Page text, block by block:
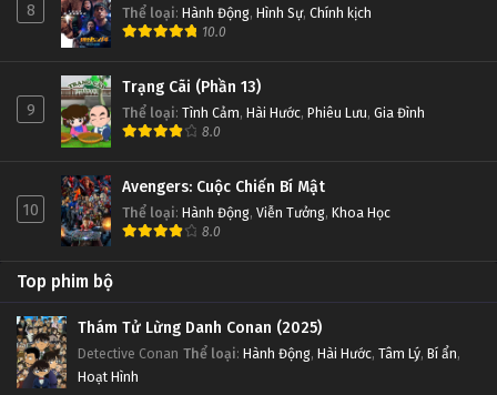
8 Thể loại: Hành Động, Hình Sự, Chính kịch
10.0
9
Trạng Cãi (Phần 13)
Thể loại: Tình Cảm, Hài Hước, Phiêu Lưu, Gia Đình
8.0
10
Avengers: Cuộc Chiến Bí Mật
Thể loại: Hành Động, Viễn Tưởng, Khoa Học
8.0
Top phim bộ
Thám Tử Lừng Danh Conan (2025)
Detective Conan Thể loại: Hành Động, Hài Hước, Tâm Lý, Bí ẩn,
Hoạt Hình